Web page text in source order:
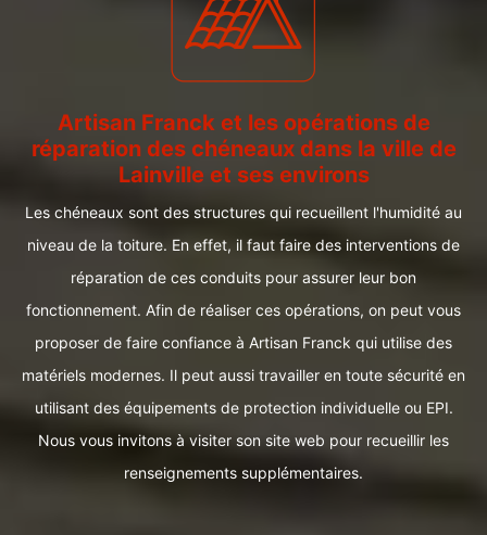
Artisan Franck et les opérations de
réparation des chéneaux dans la ville de
Lainville et ses environs
Les chéneaux sont des structures qui recueillent l'humidité au
niveau de la toiture. En effet, il faut faire des interventions de
réparation de ces conduits pour assurer leur bon
fonctionnement. Afin de réaliser ces opérations, on peut vous
proposer de faire confiance à Artisan Franck qui utilise des
matériels modernes. Il peut aussi travailler en toute sécurité en
utilisant des équipements de protection individuelle ou EPI.
Nous vous invitons à visiter son site web pour recueillir les
renseignements supplémentaires.